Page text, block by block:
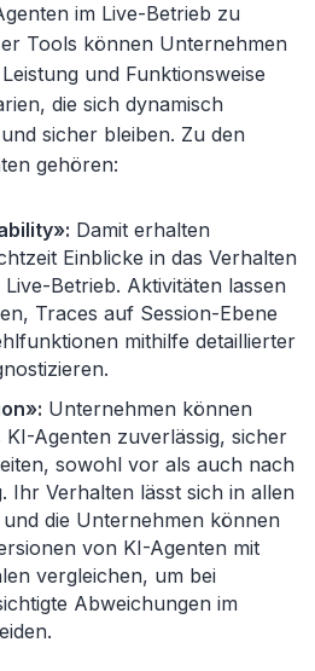
im Live-Betrieb zu
Tools können Unternehmen
und Funktionsweise
die sich dynamisch
sicher bleiben. Zu den
gehören:
Damit erhalten
Einblicke in das Verhalten
Betrieb. Aktivitäten lassen
Traces auf Session-Ebene
mithilfe detaillierter
Unternehmen können
Agenten zuverlässig, sicher
sowohl vor als auch nach
Ihr Verhalten lässt sich in allen
die Unternehmen können
von KI-Agenten mit
vergleichen, um bei
Abweichungen im